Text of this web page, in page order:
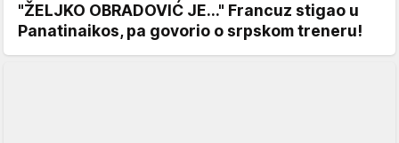
"ŽELJKO OBRADOVIĆ JE..." Francuz stigao u
Panatinaikos, pa govorio o srpskom treneru!